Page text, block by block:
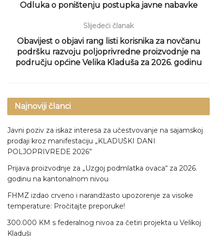
Odluka o poništenju postupka javne nabavke
Slijedeći članak
Obavijest o objavi rang listi korisnika za novčanu
podršku razvoju poljoprivredne proizvodnje na
području općine Velika Kladuša za 2026. godinu
Najnoviji članci
Javni poziv za iskaz interesa za učestvovanje na sajamskoj
prodaji kroz manifestaciju „KLADUŠKI DANI
POLJOPRIVREDE 2026”
Prijava proizvodnje za „Uzgoj podmlatka ovaca“ za 2026.
godinu na kantonalnom nivou
FHMZ izdao crveno i narandžasto upozorenje za visoke
temperature: Pročitajte preporuke!
300.000 KM s federalnog nivoa za četiri projekta u Velikoj
Kladuši